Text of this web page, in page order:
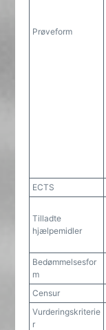
Prøveform
ECTS
Tilladte
hjælpemidler
Bedømmelsesfor
m
Censur
Vurderingskriterie
r